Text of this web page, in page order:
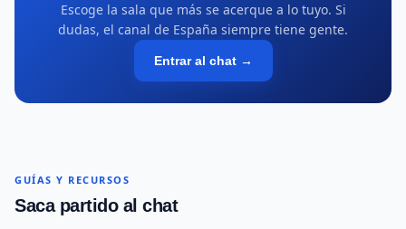
Escoge la sala que más se acerque a lo tuyo. Si
dudas, el canal de España siempre tiene gente.
Entrar al chat →
GUÍAS Y RECURSOS
Saca partido al chat